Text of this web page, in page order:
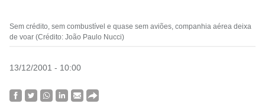
Sem crédito, sem combustível e quase sem aviões, companhia aérea deixa
de voar (Crédito: João Paulo Nucci)
13/12/2001 - 10:00